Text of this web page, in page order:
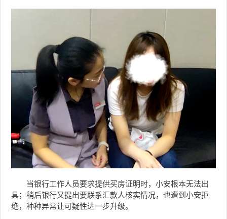
当银行工作人员要求提供买房证明时，小安根本无法出
具；稍后银行又提出要联系汇款人核实情况，也遭到小安拒
绝，种种异常让可疑性进一步升级。